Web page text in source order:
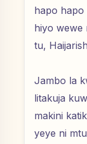
hapo hapo
hiyo wewe
tu,
Jambo la
litakuja
makini
yeye ni